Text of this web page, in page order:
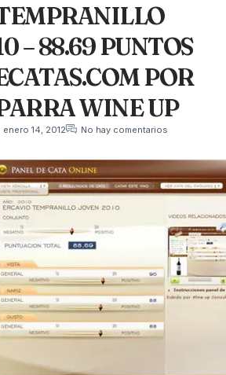
– 88.69 PUNTOS
POR
WINE UP
enero 14, 2012
No hay comentarios